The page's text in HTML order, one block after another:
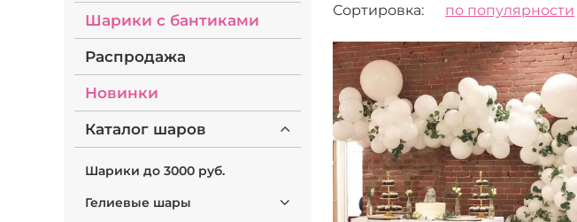
Шарики с бантиками
Распродажа
Новинки
Каталог шаров
Шарики до 3000 руб.
Гелиевые шары
Сортировка: по популярности